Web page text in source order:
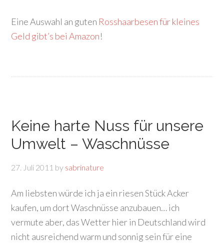
Eine Auswahl an guten Rosshaarbesen für kleines
Geld gibt’s bei Amazon!
Keine harte Nuss für unsere
Umwelt – Waschnüsse
27. Juli 2011 by sabrinature
Am liebsten würde ich ja ein riesen Stück Acker
kaufen, um dort Waschnüsse anzubauen… ich
vermute aber, das Wetter hier in Deutschland wird
nicht ausreichend warm und sonnig sein für eine